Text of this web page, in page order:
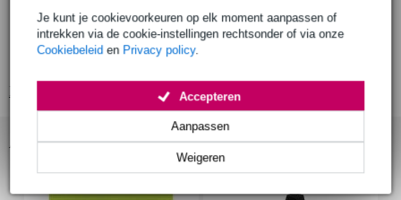
Je kunt je cookievoorkeuren op elk moment aanpassen of
intrekken via de cookie-instellingen rechtsonder of via onze
Cookiebeleid en Privacy policy.
Weigeren
Aanpassen
Accepteren
materiaal: multiplex met aluminium randen
ingebouwde wieltjes
Bekijk alle productspecificaties
Accessoires (154)